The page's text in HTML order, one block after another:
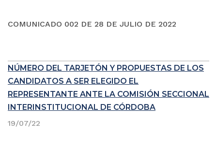
COMUNICADO 002 DE 28 DE JULIO DE 2022
NÚMERO DEL TARJETÓN Y PROPUESTAS DE LOS
CANDIDATOS A SER ELEGIDO EL
REPRESENTANTE ANTE LA COMISIÓN SECCIONAL
INTERINSTITUCIONAL DE CÓRDOBA
19/07/22